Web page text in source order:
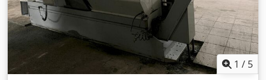
1 / 5